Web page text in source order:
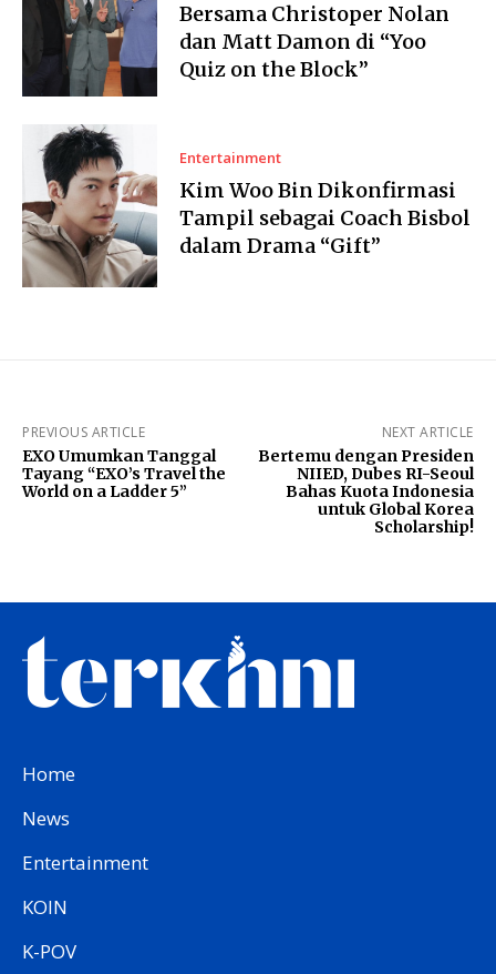
Bersama Christoper Nolan
dan Matt Damon di “Yoo
Quiz on the Block”
Entertainment
Kim Woo Bin Dikonfirmasi
Tampil sebagai Coach Bisbol
dalam Drama “Gift”
PREVIOUS ARTICLE
EXO Umumkan Tanggal
Tayang “EXO’s Travel the
World on a Ladder 5”
NEXT ARTICLE
Bertemu dengan Presiden
NIIED, Dubes RI-Seoul
Bahas Kuota Indonesia
untuk Global Korea
Scholarship!
Home
News
Entertainment
KOIN
K-POV